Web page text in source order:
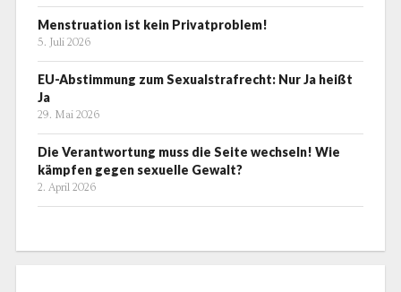
Menstruation ist kein Privatproblem!
5. Juli 2026
EU-Abstimmung zum Sexualstrafrecht: Nur Ja heißt
Ja
29. Mai 2026
Die Verantwortung muss die Seite wechseln! Wie
kämpfen gegen sexuelle Gewalt?
2. April 2026